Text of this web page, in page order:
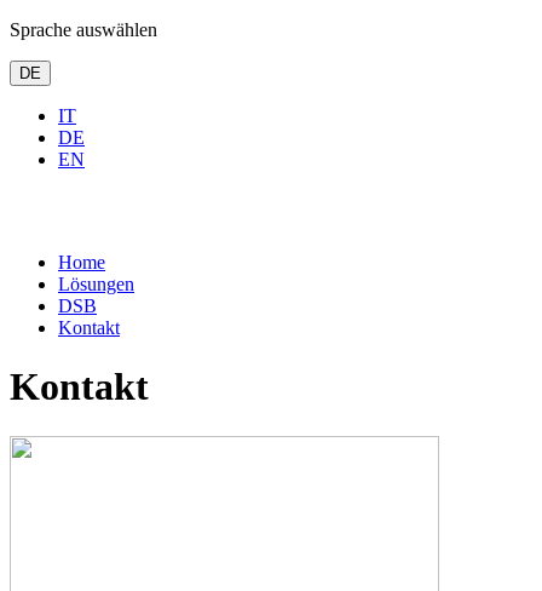
Sprache auswählen
DE
IT
DE
EN
Home
Lösungen
DSB
Kontakt
Kontakt